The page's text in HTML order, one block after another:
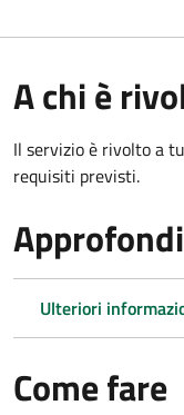
A chi è
Il servizio è rivolto a
requisiti previsti.
Ulteriori
Come fare